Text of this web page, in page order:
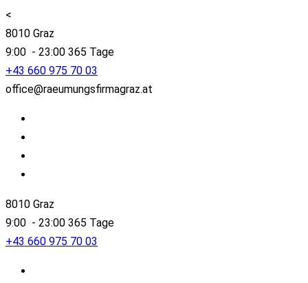
<
8010 Graz
9:00 - 23:00 365 Tage
+43 660 975 70 03
office@raeumungsfirmagraz.at
8010 Graz
9:00 - 23:00 365 Tage
+43 660 975 70 03